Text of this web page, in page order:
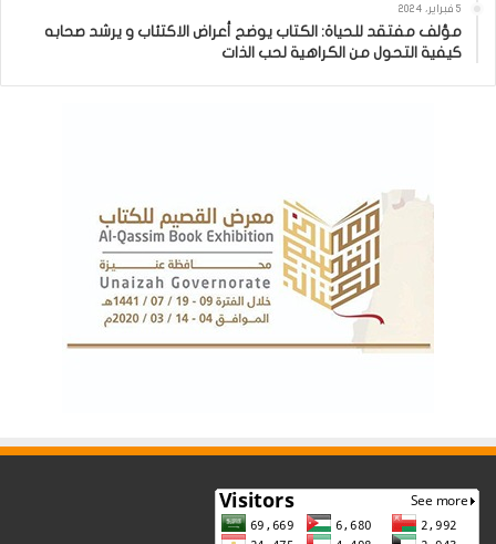
5 فبراير، 2024
مؤلف مفتقد للحياة: الكتاب يوضح أعراض الاكتئاب و يرشد صحابه
كيفية التحول من الكراهية لحب الذات